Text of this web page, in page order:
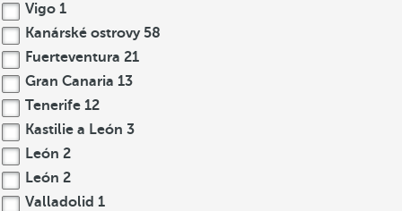
Vigo 1
Kanárské ostrovy 58
Fuerteventura 21
Gran Canaria 13
Tenerife 12
Kastilie a León 3
León 2
León 2
Valladolid 1